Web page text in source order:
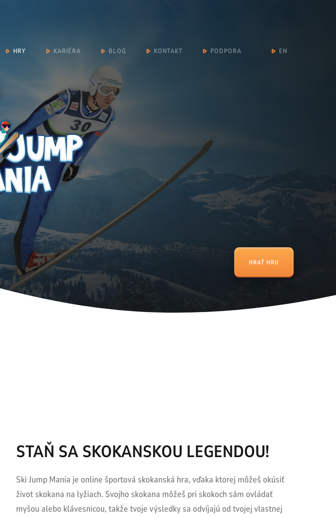
HRY KARIÉRA BLOG KONTAKT PODPORA EN
HRAŤ HRU
STAŇ SA SKOKANSKOU LEGENDOU!
Ski Jump Mania je online športová skokanská hra, vďaka ktorej môžeš okúsiť
život skokana na lyžiach. Svojho skokana môžeš pri skokoch sám ovládať
myšou alebo klávesnicou, takže tvoje výsledky sa odvíjajú od tvojej vlastnej